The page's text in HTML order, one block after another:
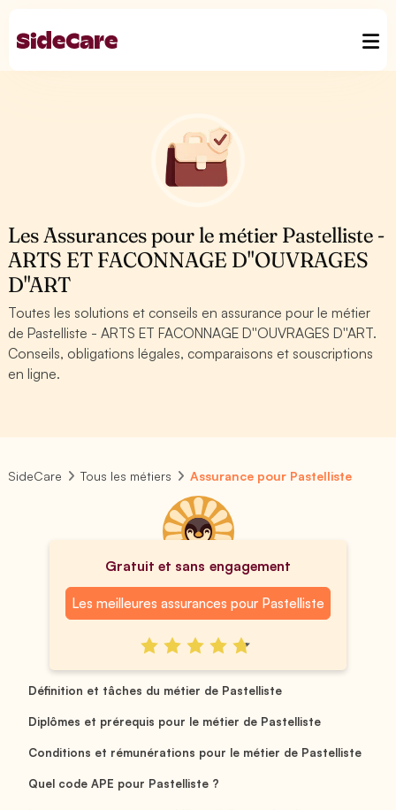
Les Assurances pour le métier Pastelliste -
ARTS ET FACONNAGE D''OUVRAGES
D''ART
Toutes les solutions et conseils en assurance pour le métier
de Pastelliste - ARTS ET FACONNAGE D''OUVRAGES D''ART.
Conseils, obligations légales, comparaisons et souscriptions
en ligne.
SideCare Tous les métiers Assurance pour Pastelliste
Gratuit et sans engagement
Les meilleures assurances pour Pastelliste
Définition et tâches du métier de Pastelliste
Diplômes et prérequis pour le métier de Pastelliste
Conditions et rémunérations pour le métier de Pastelliste
Quel code APE pour Pastelliste ?